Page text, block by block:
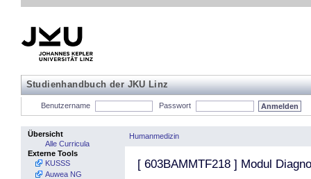
Studienhandbuch der JKU Linz
Benutzername Passwort
Übersicht
Alle Curricula
Externe Tools
KUSSS
Auwea NG
Humanmedizin
[ 603BAMMTF218 ] Modul